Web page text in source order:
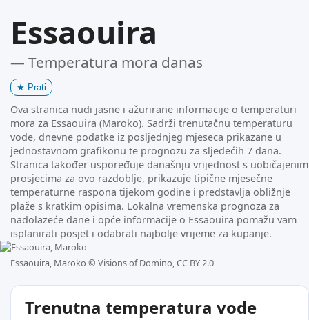
Essaouira
— Temperatura mora danas
★ Prati
Ova stranica nudi jasne i ažurirane informacije o temperaturi
mora za Essaouira (Maroko). Sadrži trenutačnu temperaturu
vode, dnevne podatke iz posljednjeg mjeseca prikazane u
jednostavnom grafikonu te prognozu za sljedećih 7 dana.
Stranica također uspoređuje današnju vrijednost s uobičajenim
prosjecima za ovo razdoblje, prikazuje tipične mjesečne
temperaturne raspona tijekom godine i predstavlja obližnje
plaže s kratkim opisima. Lokalna vremenska prognoza za
nadolazeće dane i opće informacije o Essaouira pomažu vam
isplanirati posjet i odabrati najbolje vrijeme za kupanje.
Essaouira, Maroko © Visions of Domino, CC BY 2.0
Trenutna temperatura vode